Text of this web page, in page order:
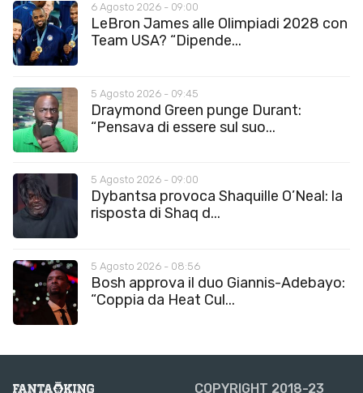
6 Agosto 2026 - 09:00
LeBron James alle Olimpiadi 2028 con
Team USA? “Dipende...
5 Agosto 2026 - 09:45
Draymond Green punge Durant:
“Pensava di essere sul suo...
5 Agosto 2026 - 09:00
Dybantsa provoca Shaquille O’Neal: la
risposta di Shaq d...
5 Agosto 2026 - 08:56
Bosh approva il duo Giannis-Adebayo:
“Coppia da Heat Cul...
COPYRIGHT 2018-23